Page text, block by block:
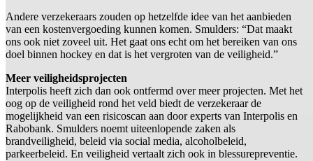
Andere verzekeraars zouden op hetzelfde idee van het aanbieden
van een kostenvergoeding kunnen komen. Smulders: “Dat maakt
ons ook niet zoveel uit. Het gaat ons echt om het bereiken van ons
doel binnen hockey en dat is het vergroten van de veiligheid.”
Meer veiligheidsprojecten
Interpolis heeft zich dan ook ontfermd over meer projecten. Met het
oog op de veiligheid rond het veld biedt de verzekeraar de
mogelijkheid van een risicoscan aan door experts van Interpolis en
Rabobank. Smulders noemt uiteenlopende zaken als
brandveiligheid, beleid via social media, alcoholbeleid,
parkeerbeleid. En veiligheid vertaalt zich ook in blessurepreventie.